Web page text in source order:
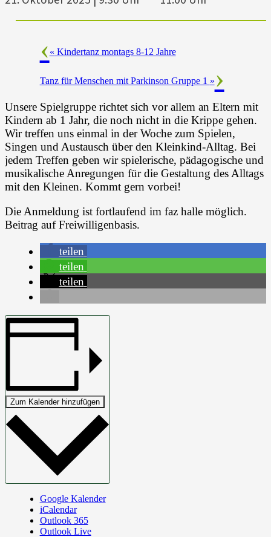
« Kindertanz montags 8-12 Jahre
Tanz für Menschen mit Parkinson Gruppe 1 »
Unsere Spielgruppe richtet sich vor allem an Eltern mit
Kindern ab 1 Jahr, die noch nicht in die Krippe gehen.
Wir treffen uns einmal in der Woche zum Spielen,
Singen und Austausch über den Kleinkind-Alltag. Bei
jedem Treffen geben wir spielerische, pädagogische und
musikalische Anregungen für die Gestaltung des Alltags
mit den Kleinen. Kommt gern vorbei!
Die Anmeldung ist fortlaufend im faz halle möglich.
Beitrag auf Freiwilligenbasis.
teilen
teilen
teilen
Zum Kalender hinzufügen
Google Kalender
iCalendar
Outlook 365
Outlook Live